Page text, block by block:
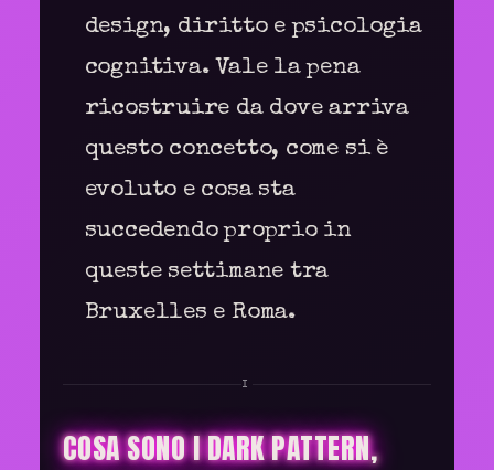
design, diritto e psicologia
cognitiva. Vale la pena
ricostruire da dove arriva
questo concetto, come si è
evoluto e cosa sta
succedendo proprio in
queste settimane tra
Bruxelles e Roma.
I
COSA SONO I DARK PATTERN,